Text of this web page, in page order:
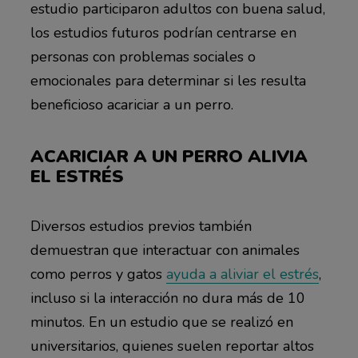
estudio participaron adultos con buena salud,
los estudios futuros podrían centrarse en
personas con problemas sociales o
emocionales para determinar si les resulta
beneficioso acariciar a un perro.
ACARICIAR A UN PERRO ALIVIA
EL ESTRÉS
Diversos estudios previos también
demuestran que interactuar con animales
como perros y gatos ayuda a aliviar el estrés,
incluso si la interacción no dura más de 10
minutos. En un estudio que se realizó en
universitarios, quienes suelen reportar altos